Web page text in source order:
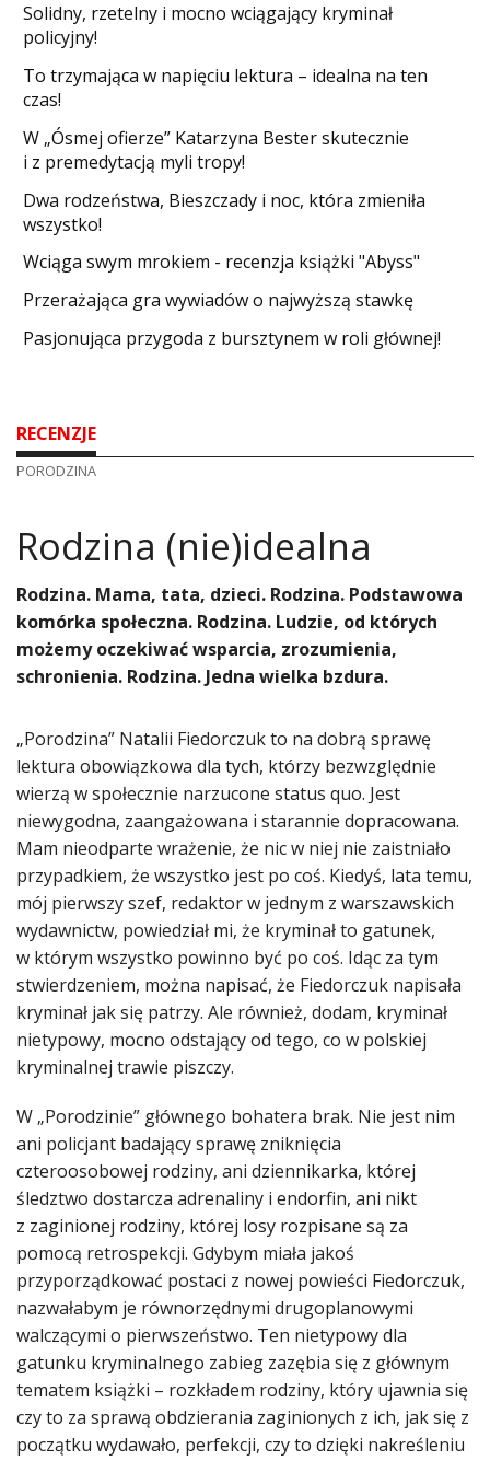
Solidny, rzetelny i mocno wciągający kryminał
policyjny!
​To trzymająca w napięciu lektura – idealna na ten
czas!
W „Ósmej ofierze” Katarzyna Bester skutecznie
i z premedytacją myli tropy!
Dwa rodzeństwa, Bieszczady i noc, która zmieniła
wszystko!
Wciąga swym mrokiem - recenzja książki "Abyss"
​Przerażająca gra wywiadów o najwyższą stawkę
Pasjonująca przygoda z bursztynem w roli głównej!
RECENZJE
PORODZINA
Rodzina (nie)idealna
​Rodzina. Mama, tata, dzieci. Rodzina. Podstawowa
komórka społeczna. Rodzina. Ludzie, od których
możemy oczekiwać wsparcia, zrozumienia,
schronienia. Rodzina. Jedna wielka bzdura.
„Porodzina” Natalii Fiedorczuk to na dobrą sprawę
lektura obowiązkowa dla tych, którzy bezwzględnie
wierzą w społecznie narzucone status quo. Jest
niewygodna, zaangażowana i starannie dopracowana.
Mam nieodparte wrażenie, że nic w niej nie zaistniało
przypadkiem, że wszystko jest po coś. Kiedyś, lata temu,
mój pierwszy szef, redaktor w jednym z warszawskich
wydawnictw, powiedział mi, że kryminał to gatunek,
w którym wszystko powinno być po coś. Idąc za tym
stwierdzeniem, można napisać, że Fiedorczuk napisała
kryminał jak się patrzy. Ale również, dodam, kryminał
nietypowy, mocno odstający od tego, co w polskiej
kryminalnej trawie piszczy.
W „Porodzinie” głównego bohatera brak. Nie jest nim
ani policjant badający sprawę zniknięcia
czteroosobowej rodziny, ani dziennikarka, której
śledztwo dostarcza adrenaliny i endorfin, ani nikt
z zaginionej rodziny, której losy rozpisane są za
pomocą retrospekcji. Gdybym miała jakoś
przyporządkować postaci z nowej powieści Fiedorczuk,
nazwałabym je równorzędnymi drugoplanowymi
walczącymi o pierwszeństwo. Ten nietypowy dla
gatunku kryminalnego zabieg zazębia się z głównym
tematem książki – rozkładem rodziny, który ujawnia się
czy to za sprawą obdzierania zaginionych z ich, jak się z
początku wydawało, perfekcji, czy to dzięki nakreśleniu